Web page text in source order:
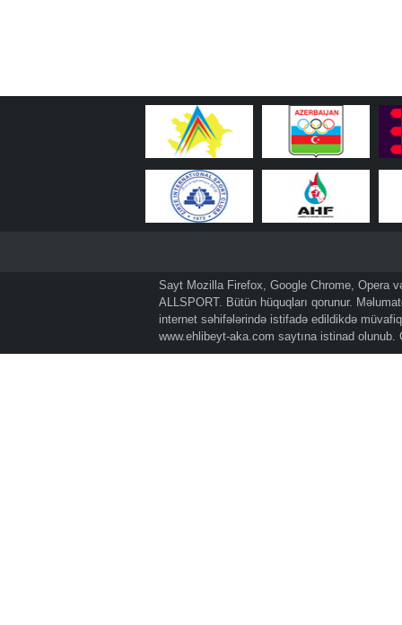
Sayt Mozilla Firefox, Google Chrome, Opera
ALLSPORT. Bütün hüquqları qorunur.
internet səhifələrində istifadə edildikdə
www.ehlibeyt-aka.com saytına istinad olunub.